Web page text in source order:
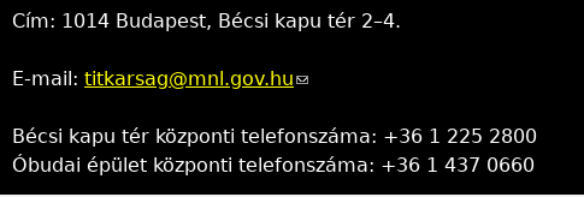
Cím: 1014 Budapest, Bécsi kapu tér 2–4.
E-mail: titkarsag@mnl.gov.hu(link
e-
mail)
Bécsi kapu tér központi telefonszáma: +36 1 225 2800
Óbudai épület központi telefonszáma: +36 1 437 0660